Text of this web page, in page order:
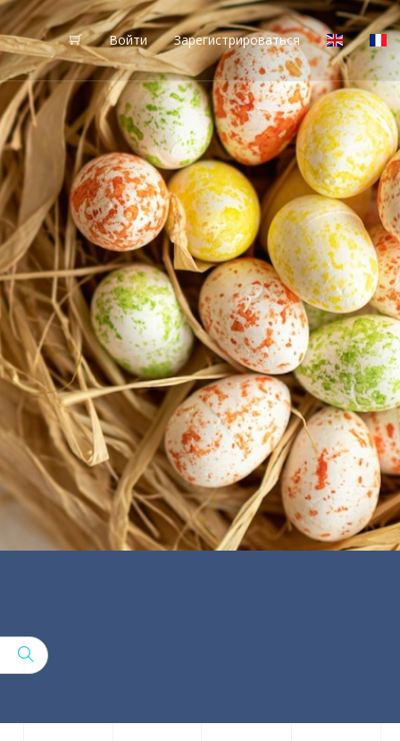
Войти Зарегистрироваться